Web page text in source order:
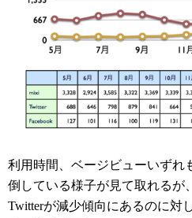
利用時間、ベージビューいずれ
倒している様子が見て取れるが
Twitterが減少傾向にあるのに対